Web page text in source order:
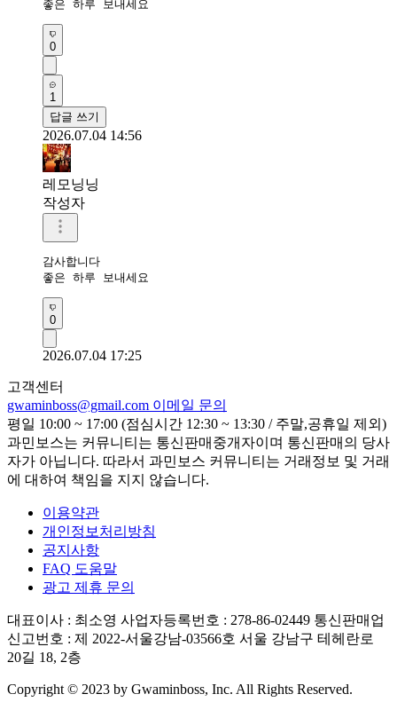
좋은 하루 보내세요
0
1
답글 쓰기
2026.07.04 14:56
레모닝닝
작성자
감사합니다
좋은 하루 보내세요
0
2026.07.04 17:25
고객센터
gwaminboss@gmail.com 이메일 문의
평일 10:00 ~ 17:00 (점심시간 12:30 ~ 13:30 / 주말,공휴일 제외)
과민보스는 커뮤니티는 통신판매중개자이며 통신판매의 당사
자가 아닙니다. 따라서 과민보스 커뮤니티는 거래정보 및 거래
에 대하여 책임을 지지 않습니다.
이용약관
개인정보처리방침
공지사항
FAQ 도움말
광고 제휴 문의
대표이사 : 최소영 사업자등록번호 : 278-86-02449 통신판매업
신고번호 : 제 2022-서울강남-03566호 서울 강남구 테헤란로
20길 18, 2층
Copyright © 2023 by Gwaminboss, Inc. All Rights Reserved.